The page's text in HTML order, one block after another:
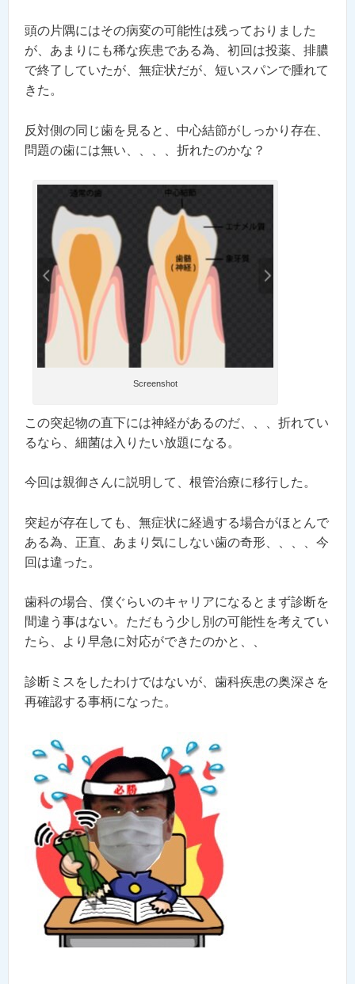
頭の片隅にはその病変の可能性は残っておりました
が、あまりにも稀な疾患である為、初回は投薬、排膿
で終了していたが、無症状だが、短いスパンで腫れて
きた。
反対側の同じ歯を見ると、中心結節がしっかり存在、
問題の歯には無い、、、、折れたのかな？
Screenshot
この突起物の直下には神経があるのだ、、、折れてい
るなら、細菌は入りたい放題になる。
今回は親御さんに説明して、根管治療に移行した。
突起が存在しても、無症状に経過する場合がほとんで
ある為、正直、あまり気にしない歯の奇形、、、、今
回は違った。
歯科の場合、僕ぐらいのキャリアになるとまず診断を
間違う事はない。 ただもう少し別の可能性を考えてい
たら、より早急に対応ができたのかと、、
診断ミスをしたわけではないが、歯科疾患の奥深さを
再確認する事柄になった。